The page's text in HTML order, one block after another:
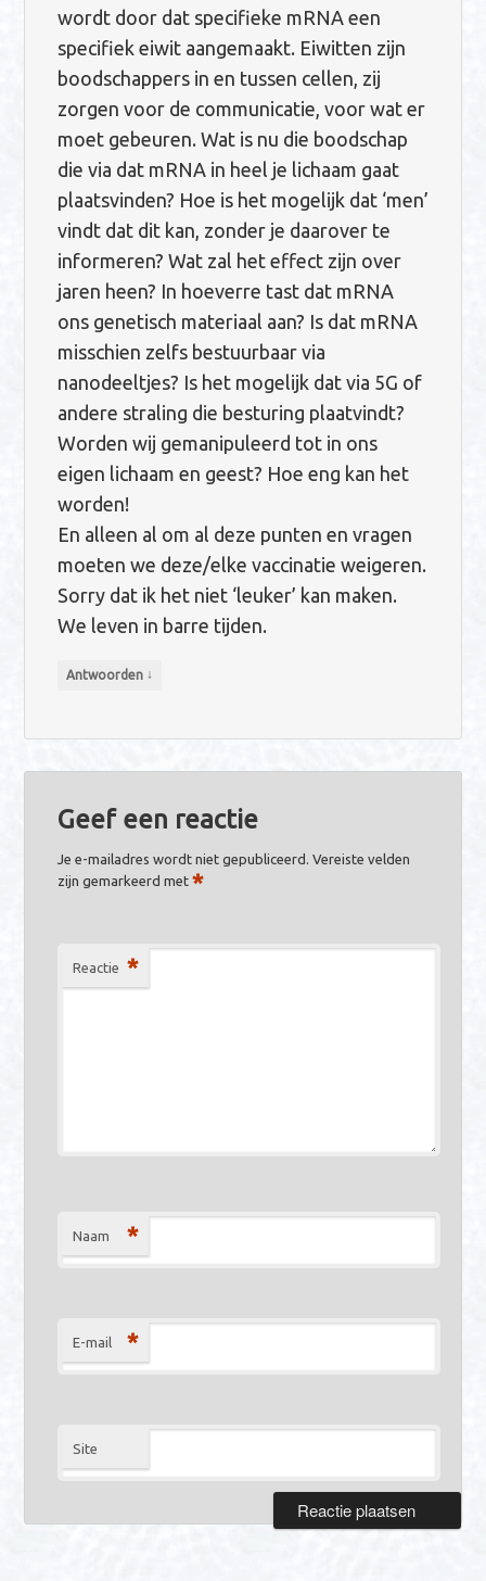
wordt door dat specifieke mRNA een
specifiek eiwit aangemaakt. Eiwitten zijn
boodschappers in en tussen cellen, zij
zorgen voor de communicatie, voor wat er
moet gebeuren. Wat is nu die boodschap
die via dat mRNA in heel je lichaam gaat
plaatsvinden? Hoe is het mogelijk dat ‘men’
vindt dat dit kan, zonder je daarover te
informeren? Wat zal het effect zijn over
jaren heen? In hoeverre tast dat mRNA
ons genetisch materiaal aan? Is dat mRNA
misschien zelfs bestuurbaar via
nanodeeltjes? Is het mogelijk dat via 5G of
andere straling die besturing plaatvindt?
Worden wij gemanipuleerd tot in ons
eigen lichaam en geest? Hoe eng kan het
worden!
En alleen al om al deze punten en vragen
moeten we deze/elke vaccinatie weigeren.
Sorry dat ik het niet ‘leuker’ kan maken.
We leven in barre tijden.
Antwoorden ↓
Geef een reactie
Je e-mailadres wordt niet gepubliceerd. Vereiste velden
zijn gemarkeerd met *
Reactie *
Naam *
E-mail *
Site